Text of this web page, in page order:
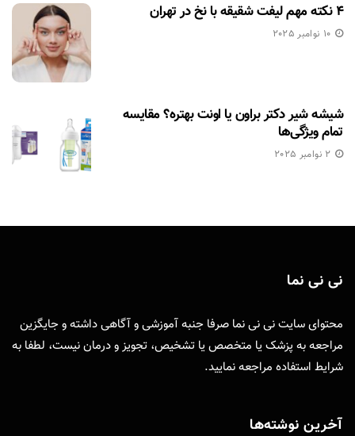
۴ نکته مهم لیفت شقیقه با نخ در تهران
10 نوامبر 2025
شیشه شیر دکتر براون یا اونت بهتره؟ مقایسه
تمام ویژگی‌ها
2 نوامبر 2025
نی نی نما
محتوای سایت نی نی نما صرفا جنبه آموزشی و آگاهی داشته و جایگزین
مراجعه به پزشک یا متخصص یا تشخیص، تجویز و درمان نیست، لطفا به
شرایط استفاده مراجعه نمایید.
آخرین نوشته‌ها